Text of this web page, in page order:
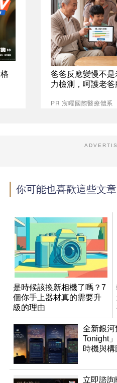
爸爸反應變慢不
力檢測，呵護老爸
PR 宸曜國際醫療體系
你可能也喜歡這些文章
是時候該換新相機了嗎？7
個你手上器材真的需要升
級的理由
全新銀
Tonight
時機與構
立即諮